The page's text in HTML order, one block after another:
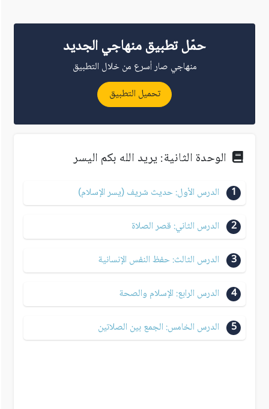
حمّل تطبيق منهاجي الجديد
منهاجي صار أسرع من خلال التطبيق
تحميل التطبيق
الوحدة الثانية: يريد الله بكم اليسر
1 الدرس الأول: حديث شريف (يسر الإسلام)
2 الدرس الثاني: قصر الصلاة
3 الدرس الثالث: حفظ النفس الإنسانية
4 الدرس الرابع: الإسلام والصحة
5 الدرس الخامس: الجمع بين الصلاتين